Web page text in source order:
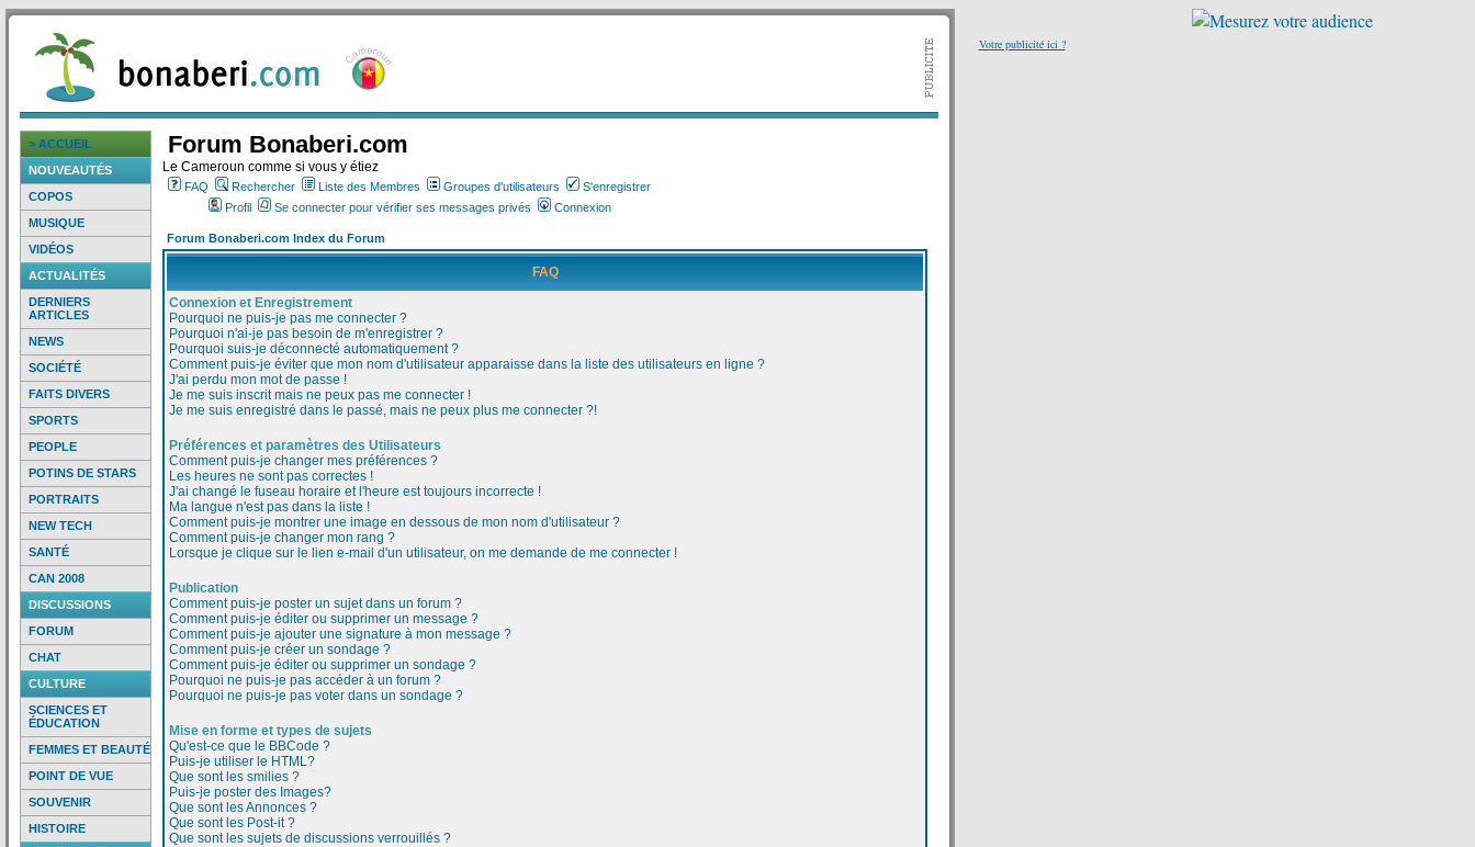
> ACCUEIL
NOUVEAUTÉS
COPOS
MUSIQUE
VIDÉOS
ACTUALITÉS
DERNIERS
ARTICLES
NEWS
SOCIÉTÉ
FAITS DIVERS
SPORTS
PEOPLE
POTINS DE STARS
PORTRAITS
NEW TECH
SANTÉ
CAN 2008
DISCUSSIONS
FORUM
CHAT
CULTURE
SCIENCES ET
ÉDUCATION
FEMMES ET BEAUTÉ
POINT DE VUE
SOUVENIR
HISTOIRE
Forum Bonaberi.com
Le Cameroun comme si vous y étiez
FAQ Rechercher Liste des Membres Groupes d'utilisateurs
S'enregistrer
Profil
Se connecter pour vérifier ses messages privés Connexion
Forum Bonaberi.com Index du Forum
FAQ
Connexion et Enregistrement
Pourquoi ne puis-je pas me connecter ?
Pourquoi n'ai-je pas besoin de m'enregistrer ?
Pourquoi suis-je déconnecté automatiquement ?
Comment puis-je éviter que mon nom d'utilisateur apparaisse dans la liste des utilisateurs en ligne ?
J'ai perdu mon mot de passe !
Je me suis inscrit mais ne peux pas me connecter !
Je me suis enregistré dans le passé, mais ne peux plus me connecter ?!
Préférences et paramètres des Utilisateurs
Comment puis-je changer mes préférences ?
Les heures ne sont pas correctes !
J'ai changé le fuseau horaire et l'heure est toujours incorrecte !
Ma langue n'est pas dans la liste !
Comment puis-je montrer une image en dessous de mon nom d'utilisateur ?
Comment puis-je changer mon rang ?
Lorsque je clique sur le lien e-mail d'un utilisateur, on me demande de me connecter !
Publication
Comment puis-je poster un sujet dans un forum ?
Comment puis-je éditer ou supprimer un message ?
Comment puis-je ajouter une signature à mon message ?
Comment puis-je créer un sondage ?
Comment puis-je éditer ou supprimer un sondage ?
Pourquoi ne puis-je pas accéder à un forum ?
Pourquoi ne puis-je pas voter dans un sondage ?
Mise en forme et types de sujets
Qu'est-ce que le BBCode ?
Puis-je utiliser le HTML?
Que sont les smilies ?
Puis-je poster des Images?
Que sont les Annonces ?
Que sont les Post-it ?
Que sont les sujets de discussions verrouillés ?
Votre publicité ici ?